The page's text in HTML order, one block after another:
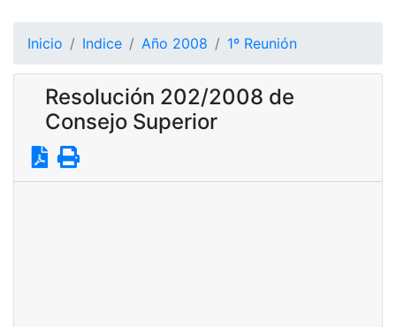
Inicio Indice Año 2008 1º Reunión
Resolución 202/2008 de
Consejo Superior